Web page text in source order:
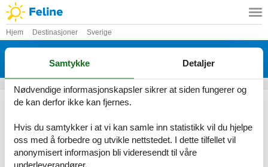
Hjem Destinasjoner Sverige
Feriehus Stockholm
Her finner du det største utvalget av feriehuse Stockholm
Ved Feline vil du alltid finne det største utvalget av vakkert
eller kontakt oss, hvis du har spørsmål.
Velg mellom 7 feriehus
Samtykke Detaljer
Nødvendige informasjonskapsler sikrer at siden fungerer og
de kan derfor ikke kan fjernes.
Hvis du samtykker i at vi kan samle inn statistikk vil du hjelpe
oss med å forbedre og utvikle nettstedet. I dette tilfellet vil
anonymisert informasjon bli videresendt til våre
underleverandører.